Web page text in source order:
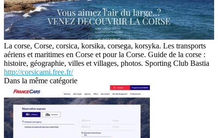
La corse, Corse, corsica, korsika, corsega, korsyka. Les transports
aériens et maritimes en Corse et pour la Corse. Guide de la corse :
histoire, géographie, villes et villages, photos. Sporting Club Bastia
http://corsicami.free.fr/
Dans la même catégorie